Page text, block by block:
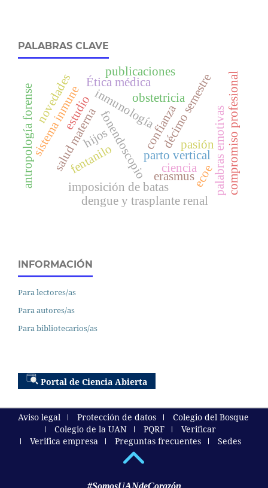
PALABRAS CLAVE
inmunologíaconfianza
parto vertical
salud materna décimo semestrepalabras emotivas
fonendoscopio
imposición de batas compromiso profesional
Ética médica
fentanilo
obstetricia
estudio
sistema inmune pasión
dengue y trasplante renal
hijos
antropología forensenovedades
publicaciones
cienciaecoe
erasmus
INFORMACIÓN
Para lectores/as
Para autores/as
Para bibliotecarios/as
Portal de Ciencia Abierta
Aviso legal Protección de datos
Colegio del Bosque
Colegio de la UAN
PQRF
Verificar
Verifica empresa
Preguntas frecuentes Sedes
#SomosUANdeCorazón